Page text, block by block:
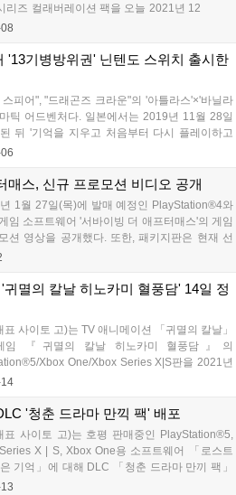
리즈 컬래버레이션 팩을 오늘 2021년 12
에서 발매한다고 밝혔다. 용과 같
'13기병방위권' 닌텐도 스위치 출시한
피어", "드래곤즈 크라운"의 '아틀라스'×'바닐라
틱 어드벤처다. 일본에서는 2019년 11월 28일
뒤 '기억을 지우고 처음부터 다시 플레이하고
불가능하고 치밀한 스토리에 대한 평가, 평판
매스, 신규 프로모션 비디오 공개
1월 27일(목)에 발매 예정인 PlayStation®4와
소프트웨어 '서바이빙 더 애프터매스'의 게임
션 영상을 공개했다. 또한, 패키지판은 현재 선
이빙 더 애프터매스란 서바이빙 더 애프터매스
멸의 칼날 히노카미 혈풍담' 14일 정
사이토 고)는 TV 애니메이션 「귀멸의 칼날」
임 『귀멸의 칼날 히노카미 혈풍담』의
Xbox One/Xbox Series X|S판을 2021년
다. 본 타이틀에서는 애니메이션 「귀멸의 칼
'청춘 드라마 만끽 팩' 배포
표 사이토 고)는 호평 판매중인 PlayStation®5,
X | S, Xbox One용 소프트웨어 「로스트
기억」에 대해 DLC 「청춘 드라마 만끼 팩」
26일 배포)보다 앞당겨 10월 13일(수)에 시작